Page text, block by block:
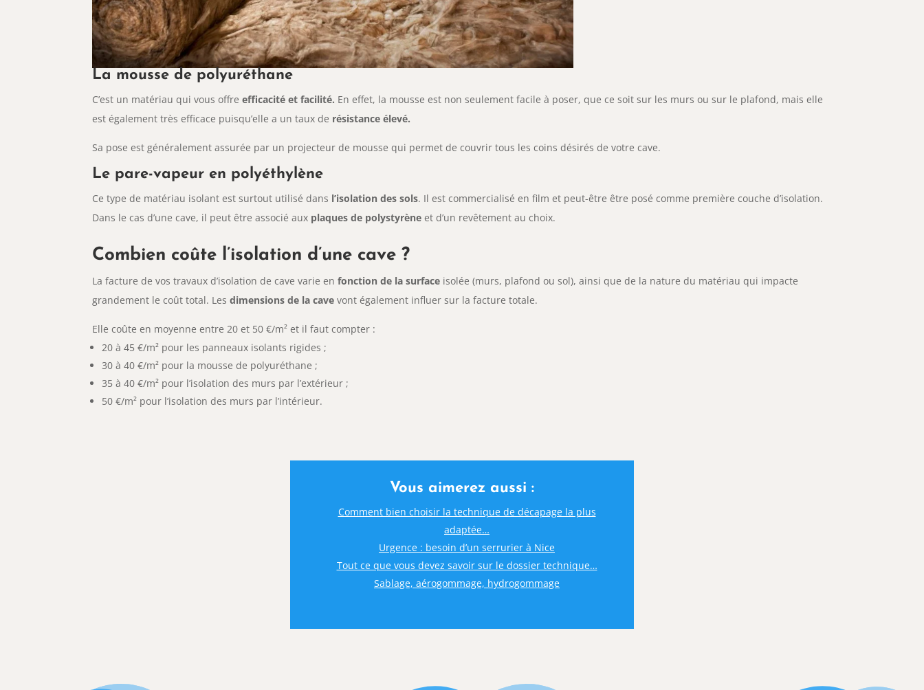
La mousse de polyuréthane
C’est un matériau qui vous offreefficacité et facilité. En effet, la mousse est non seulement facile à poser, que ce soit sur les murs ou sur le plafond, mais elle
est également très efficace puisqu’elle a un taux de résistance élevé.
Sa pose est généralement assurée par un projecteur de mousse qui permet de couvrir tous les coins désirés de votre cave.
Le pare-vapeur en polyéthylène
Ce type de matériau isolant est surtout utilisé dans l’isolation des sols. Il est commercialisé en film et peut-être être posé comme première couche d’isolation.
Dans le cas d’une cave, il peut être associé aux plaques de polystyrène et d’un revêtement au choix.
Combien coûte l’isolation d’une cave ?
La facture de vos travaux d’isolation de cave varie enfonction de la surface isolée (murs, plafond ou sol), ainsi que de la nature du matériau qui impacte
grandement le coût total. Lesdimensions de la cave vont également influer sur la facture totale.
Elle coûte en moyenne entre 20 et 50 €/m² et il faut compter :
20 à 45 €/m² pour les panneaux isolants rigides ;
30 à 40 €/m² pour la mousse de polyuréthane ;
35 à 40 €/m² pour l’isolation des murs par l’extérieur ;
50 €/m² pour l’isolation des murs par l’intérieur.
Vous aimerez aussi :
Comment bien choisir la technique de décapage la plus
adaptée…
Urgence : besoin d’un serrurier à Nice
Tout ce que vous devez savoir sur le dossier technique…
Sablage, aérogommage, hydrogommage